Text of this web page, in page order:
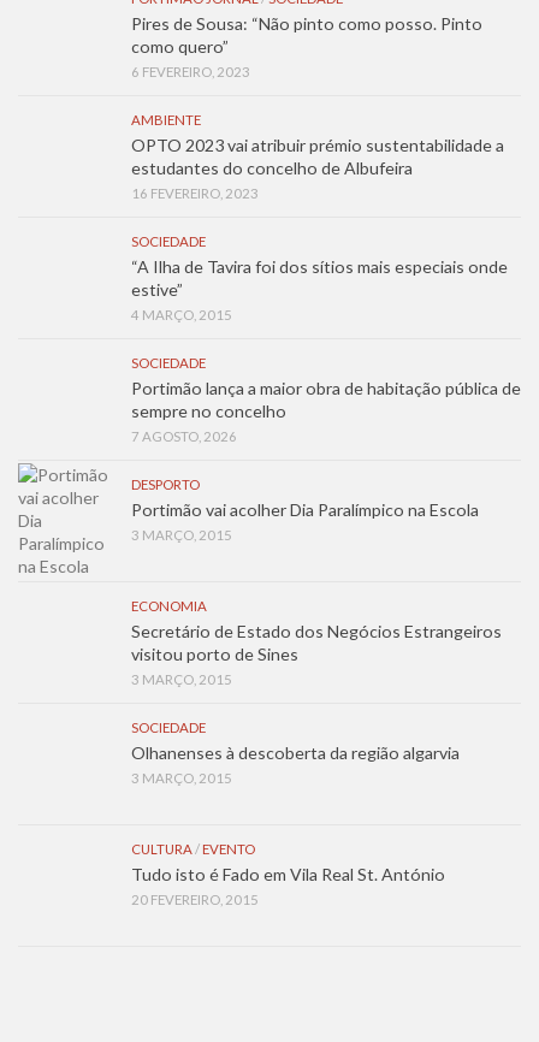
Pires de Sousa: “Não pinto como posso. Pinto
como quero”
6 FEVEREIRO, 2023
AMBIENTE
OPTO 2023 vai atribuir prémio sustentabilidade a
estudantes do concelho de Albufeira
16 FEVEREIRO, 2023
SOCIEDADE
“A Ilha de Tavira foi dos sítios mais especiais onde
estive”
4 MARÇO, 2015
SOCIEDADE
Portimão lança a maior obra de habitação pública de
sempre no concelho
7 AGOSTO, 2026
DESPORTO
Portimão vai acolher Dia Paralímpico na Escola
3 MARÇO, 2015
ECONOMIA
Secretário de Estado dos Negócios Estrangeiros
visitou porto de Sines
3 MARÇO, 2015
SOCIEDADE
Olhanenses à descoberta da região algarvia
3 MARÇO, 2015
CULTURA / EVENTO
Tudo isto é Fado em Vila Real St. António
20 FEVEREIRO, 2015